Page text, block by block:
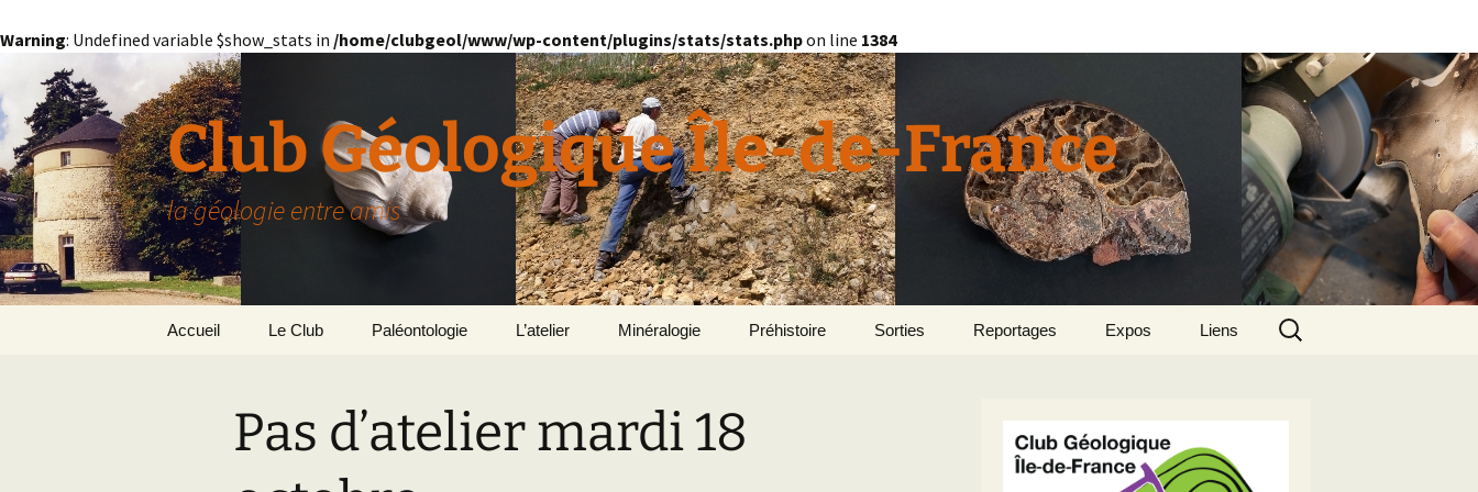
Warning: Undefined variable $show_stats in /home/clubgeol/www/wp-content/plugins/stats/stats.phpon line 1384
au
contenu
Club Géologique Île-de-France
la géologie entre amis
Accueil Le Club
Paris
Paléontologie
Le Bassin Parisien
Géomorphologie du
Bassin parisien
L’atelier Minéralogie
Pétrographie
Préhistoire Sorties Reportages Expos Liens
Rechercher :
Pas d’atelier mardi 18